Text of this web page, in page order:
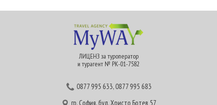
ЛИЦЕНЗ за туроператор
и турагент № РК-01-7582
0877 995 633,0877 995 683
гр. София, бул. Христо Ботев 57